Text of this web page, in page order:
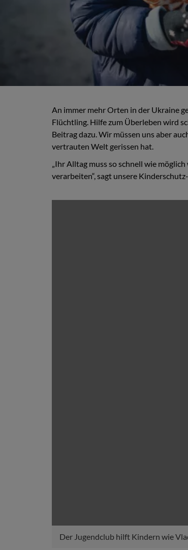
An immer mehr Orten in der Ukraine
Flüchtling. Hilfe zum Überleben wird
Beitrag dazu. Wir müssen uns aber
vertrauten Welt gerissen hat.
„Ihr Alltag muss so schnell wie
verarbeiten“, sagt unsere
Der Jugendclub hilft Kindern wie